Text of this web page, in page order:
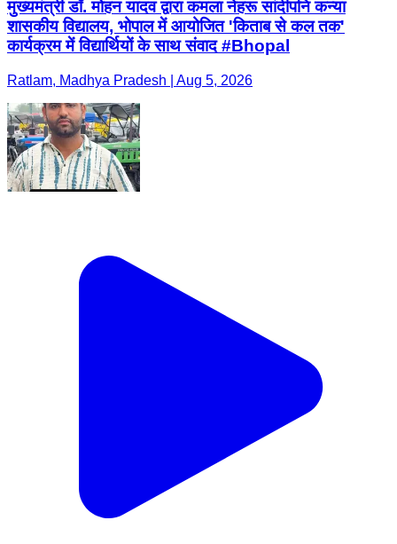
मुख्यमंत्री डॉ. मोहन यादव द्वारा कमला नेहरू सांदीपनि कन्या
शासकीय विद्यालय, भोपाल में आयोजित 'किताब से कल तक'
कार्यक्रम में विद्यार्थियों के साथ संवाद #Bhopal
Ratlam, Madhya Pradesh | Aug 5, 2026